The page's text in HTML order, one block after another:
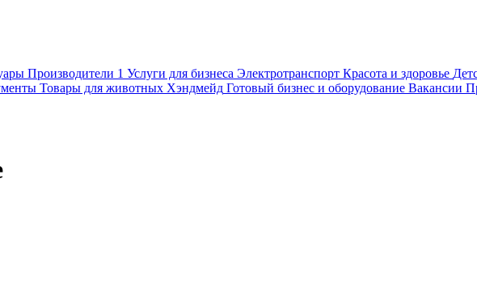
Производители 1 Услуги для бизнеса Электротранспорт Красота и здоровье
Товары для животных Хэндмейд Готовый бизнес и оборудование Вакансии